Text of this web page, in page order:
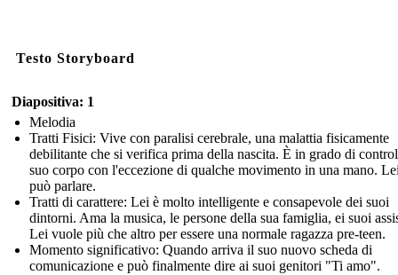
Testo Storyboard
Diapositiva: 1
Melodia
Tratti Fisici: Vive con paralisi cerebrale, una malattia fisicamente
debilitante che si verifica prima della nascita. È in grado di
suo corpo con l'eccezione di qualche movimento in una mano.
può parlare.
Tratti di carattere: Lei è molto intelligente e consapevole dei suoi
dintorni. Ama la musica, le persone della sua famiglia, ei suoi
Lei vuole più che altro per essere una normale ragazza pre-teen.
Momento significativo: Quando arriva il suo nuovo scheda di
comunicazione e può finalmente dire ai suoi genitori "Ti amo".